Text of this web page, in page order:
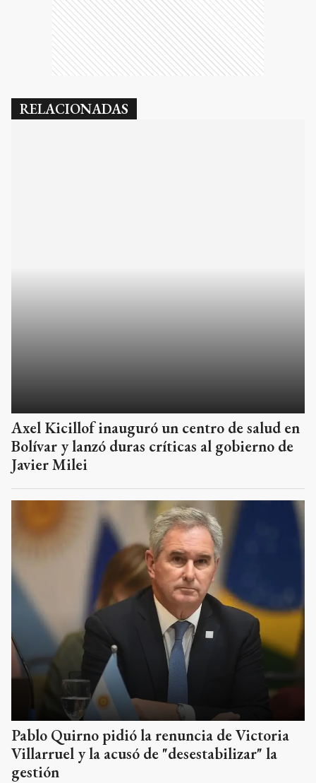
RELACIONADAS
Axel Kicillof inauguró un centro de salud en
Bolívar y lanzó duras críticas al gobierno de
Javier Milei
Pablo Quirno pidió la renuncia de Victoria
Villarruel y la acusó de "desestabilizar" la
gestión